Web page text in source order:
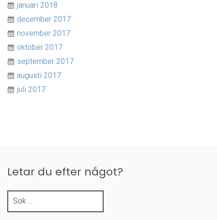
januari 2018
december 2017
november 2017
oktober 2017
september 2017
augusti 2017
juli 2017
Letar du efter något?
Sök